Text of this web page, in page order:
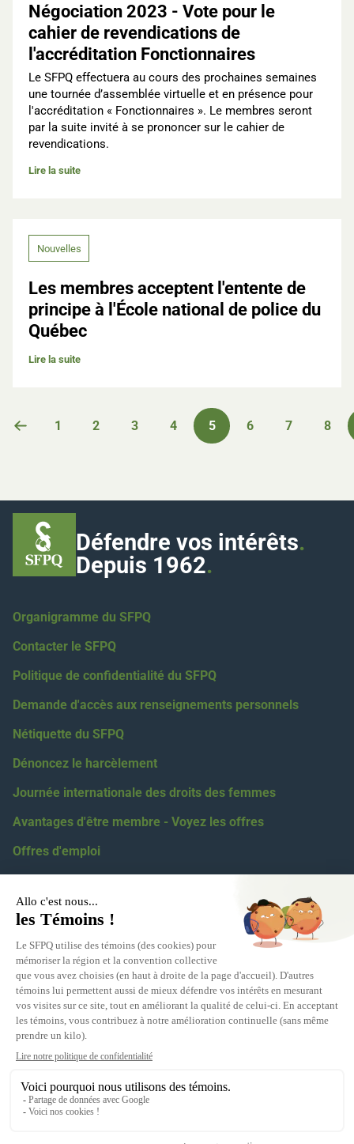
Négociation 2023 - Vote pour le
cahier de revendications de
l'accréditation Fonctionnaires
Le SFPQ effectuera au cours des prochaines semaines
une tournée d’assemblée virtuelle et en présence pour
l'accréditation « Fonctionnaires ». Le membres seront
par la suite invité à se prononcer sur le cahier de
revendications.
Lire la suite
Nouvelles
Les membres acceptent l'entente de
principe à l'École national de police du
Québec
Lire la suite
Pagination
Page précédente
1 2 3 4 5 6 7 8
Défendre vos intérêts.
Depuis 1962.
Organigramme du SFPQ
Contacter le SFPQ
Politique de confidentialité du SFPQ
Demande d'accès aux renseignements personnels
Nétiquette du SFPQ
Dénoncez le harcèlement
Journée internationale des droits des femmes
Avantages d'être membre - Voyez les offres
Offres d'emploi
Coordonnées
418 623-2424
5100, boul. des Gradins, Québec, G2J 1N4
Relations médiatiques :eric.levesque@sfpq.qc.ca
Obtenir votre numéro de section :info@sfpq.qc.ca
Adresse courriel